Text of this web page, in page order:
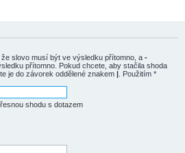
slovo musí být ve výsledku přítomno, a -
přítomno. Pokud chcete, aby stačila shoda
je do závorek oddělené znakem | . Použitím *
shodu s dotazem